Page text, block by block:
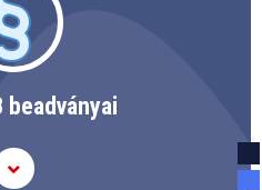
beadványai